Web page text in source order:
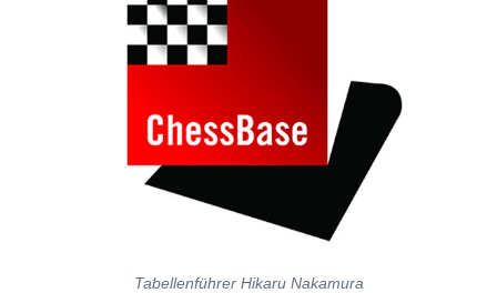
Tabellenführer Hikaru Nakamura